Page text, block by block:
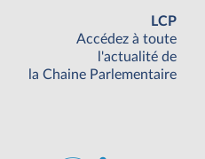
LCP
Accédez à toute
l'actualité de
la Chaine Parlementaire